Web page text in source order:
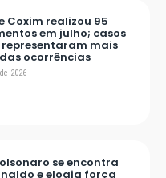
Coxim realizou 95
em julho; casos
mais
ocorrências
2026
se encontra
e elogia força